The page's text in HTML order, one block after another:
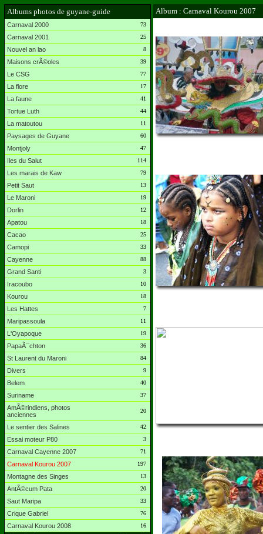
Albums photos de guyane-guide
Carnaval 2000 73
Carnaval 2001 25
Nouvel an lao 8
Maisons crÃ©oles 39
Le CSG 77
La flore 17
La faune 41
Tortue Luth 44
La matoutou 11
Paysages de Guyane 60
Montjoly 47
Iles du Salut 114
Les marais de Kaw 79
Petit Saut 13
Le Maroni 19
Dorlin 12
Apatou 18
Cacao 25
Camopi 33
Cayenne 88
Grand Santi 3
Iracoubo 10
Kourou 18
Les Hattes 7
Maripassoula 11
L'Oyapoque 19
PapaÃ¯chton 36
St Laurent du Maroni 84
Divers 9
Belem 40
Suriname 37
AmÃ©rindiens, photos
anciennes
20
Le sentier des Salines 42
Essai moteur P80 3
Carnaval Cayenne 2007 71
Carnaval Kourou 2007 197
Montagne des Singes 13
AntÃ©cum Pata 20
Saut Maripa 33
Crique Gabriel 76
Carnaval Kourou 2008 16
Album : Carnaval Kourou 2007